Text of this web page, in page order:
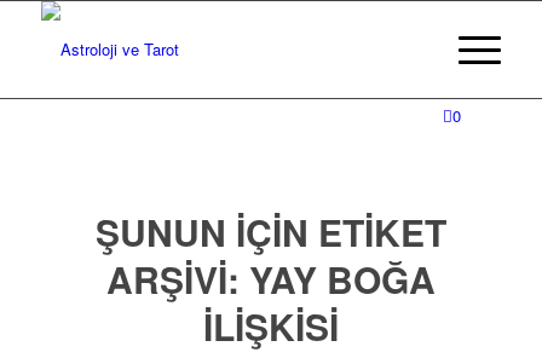
0
ŞUNUN IÇIN ETIKET
ARŞIVI: YAY BOĞA
ILIŞKISI